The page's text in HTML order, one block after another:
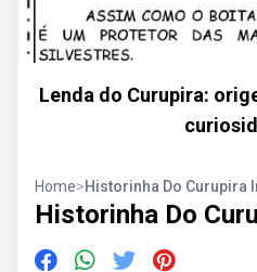
Lenda do Curupira:
Home>Historinha Do Curupira
Historinha Do